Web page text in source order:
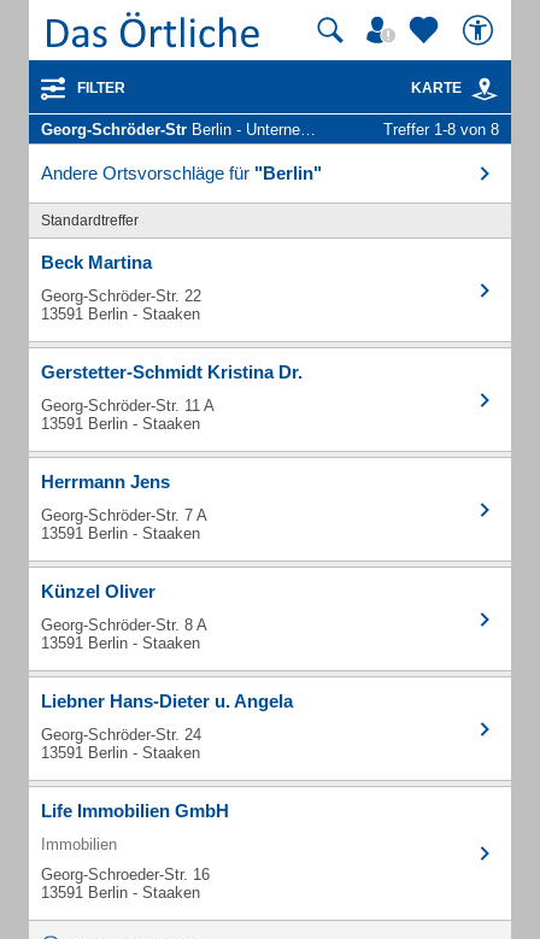
FILTER KARTE
Georg-Schröder-Str Berlin - Unternehmen und Personen Treffer 1-8 von 8
Andere Ortsvorschläge für "Berlin"
Standardtreffer
Beck Martina
Georg-Schröder-Str. 22
13591 Berlin - Staaken
Gerstetter-Schmidt Kristina Dr.
Georg-Schröder-Str. 11 A
13591 Berlin - Staaken
Herrmann Jens
Georg-Schröder-Str. 7 A
13591 Berlin - Staaken
Künzel Oliver
Georg-Schröder-Str. 8 A
13591 Berlin - Staaken
Liebner Hans-Dieter u. Angela
Georg-Schröder-Str. 24
13591 Berlin - Staaken
Life Immobilien GmbH
Immobilien
Georg-Schroeder-Str. 16
13591 Berlin - Staaken